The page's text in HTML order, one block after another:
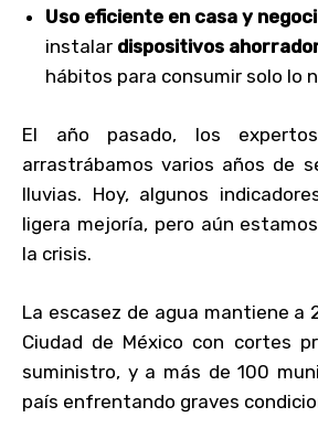
Uso eficiente en casa y
instalar dispositivos
hábitos para consumir solo lo
El año pasado, los
arrastrábamos varios años de
lluvias. Hoy, algunos
ligera mejoría, pero aún
la crisis.
La escasez de agua mantiene a
Ciudad de México con cortes
suministro, y a más de 100
país enfrentando graves